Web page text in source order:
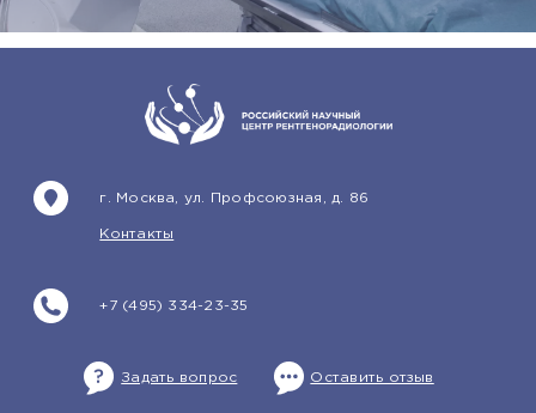
+7 (495) 334-23-35
г. Москва, ул. Профсоюзная, д. 86
Контакты
Задать вопрос Оставить отзыв